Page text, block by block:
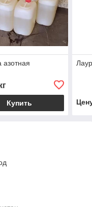
азотная
Купить